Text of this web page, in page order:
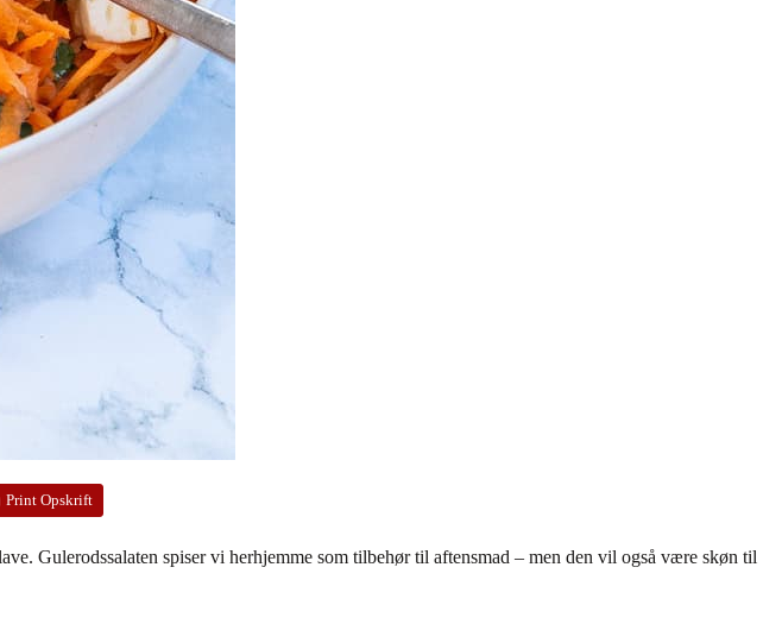
Print Opskrift
Gulerodssalaten spiser vi herhjemme som tilbehør til aftensmad – men den vil også være skøn til